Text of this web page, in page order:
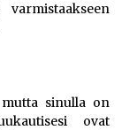
sinulla on
ovat